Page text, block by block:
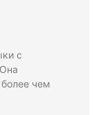
с
чем